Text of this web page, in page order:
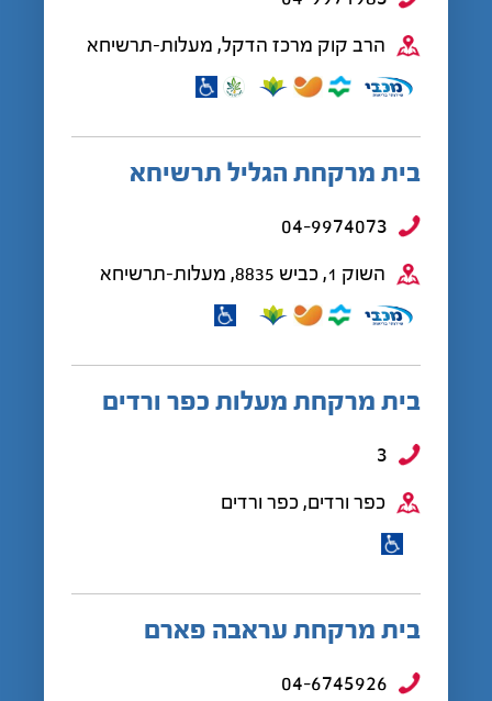
הרב קוק מרכז הדקל, מעלות-תרשיחא
בית מרקחת הגליל תרשיחא
04-9974073
השוק 1, כביש 8835, מעלות-תרשיחא
בית מרקחת מעלות כפר ורדים
3
כפר ורדים, כפר ורדים
בית מרקחת עראבה פארם
04-6745926